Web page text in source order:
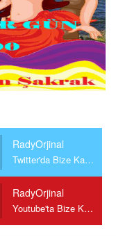
RadyOrjinal
Twitter'da Bize Katılın
RadyOrjinal
Youtube'ta Bize Katılın